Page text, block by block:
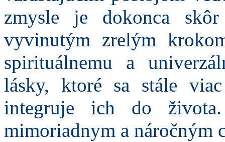
zmysle je dokonca skôr
vyvinutým zrelým
spirituálnemu a
lásky, ktoré sa stále
integruje ich do
mimoriadnym a náročným